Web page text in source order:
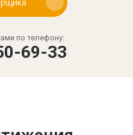
по телефону:
69-33